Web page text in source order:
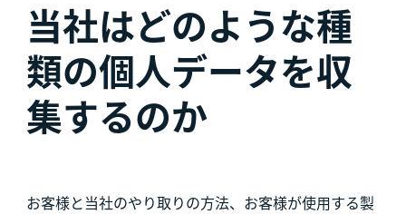
当社はどのような種
類の個人データを収
集するのか
お客様と当社のやり取りの方法、お客様が使用する製